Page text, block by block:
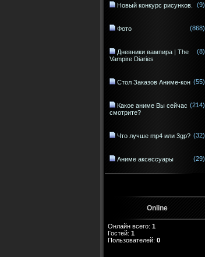
Новый конкурс рисунков. (9)
Фото (868)
Дневники вампира | The
Vampire Diaries
(8)
Стол Заказов Аниме-кон (55)
Какое аниме Вы сейчас
смотрите?
(214)
Что лучше mp4 или 3gp? (32)
Аниме аксессуары (29)
Online
Онлайн всего: 1
Гостей: 1
Пользователей: 0